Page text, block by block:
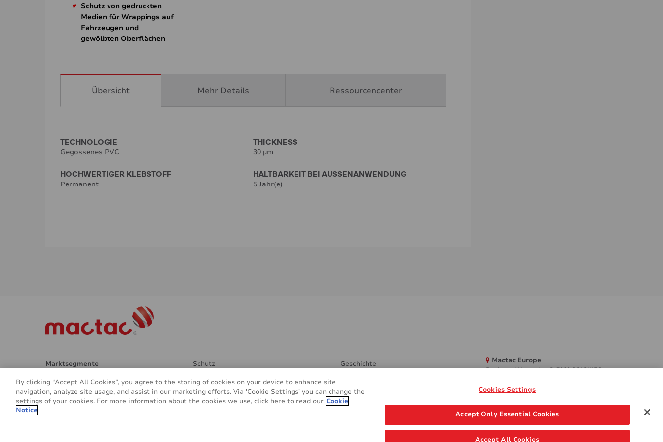
*
Schutz von gedruckten
Medien für Wrappings auf
Fahrzeugen und
gewölbten Oberflächen
Übersicht Mehr Details Ressourcencenter
TECHNOLOGIE
Gegossenes PVC
THICKNESS
30 µm
HOCHWERTIGER KLEBSTOFF
Permanent
HALTBARKEIT BEI AUSSENANWENDUNG
5 Jahr(e)
Marktsegmente
Inneneinrichtung
Schilder
Fahrzeug- und Transporterfolierung
Schutz
Umweltfreundlich
Andere Anwendungen
Geschichte
Kontakt
REACH & RoHS
Mactac Europe
Boulevard Kennedy - B-7060 SOIGNIES
Websites
Mactac creative awards
www.mactaccreativeawards.com
By clicking “Accept All Cookies”, you agree to the storing of cookies on your device to enhance site
navigation, analyze site usage, and assist in our marketing efforts. Via 'Cookie Settings' you can change the
settings of your cookies. For more information about the cookies we use, click here to read our Cookie
Notice
Cookies Settings
Accept Only Essential Cookies
Accept All Cookies